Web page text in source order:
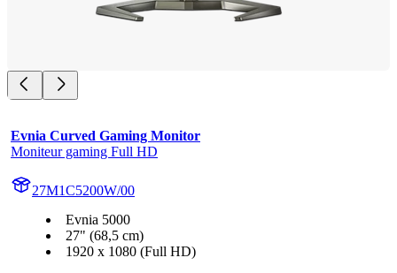
Evnia Curved Gaming Monitor
Moniteur gaming Full HD
27M1C5200W/00
Evnia 5000
27" (68,5 cm)
1920 x 1080 (Full HD)